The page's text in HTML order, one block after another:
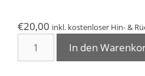
€20,00 inkl. kostenloser Hin- &
Galaxy
In den